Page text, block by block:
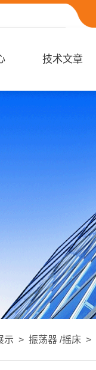
技术文章
示 > 振荡器 /摇床 >